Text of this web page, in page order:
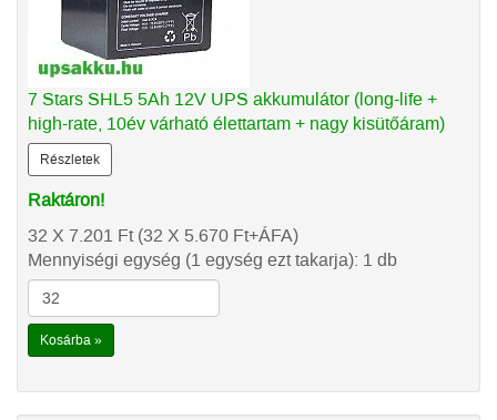
7 Stars SHL5 5Ah 12V UPS akkumulátor (long-life +
high-rate, 10év várható élettartam + nagy kisütőáram)
Részletek
Raktáron!
32 X 7.201 Ft(32 X 5.670 Ft+ÁFA)
Mennyiségi egység (1 egység ezt takarja): 1 db
Kosárba »